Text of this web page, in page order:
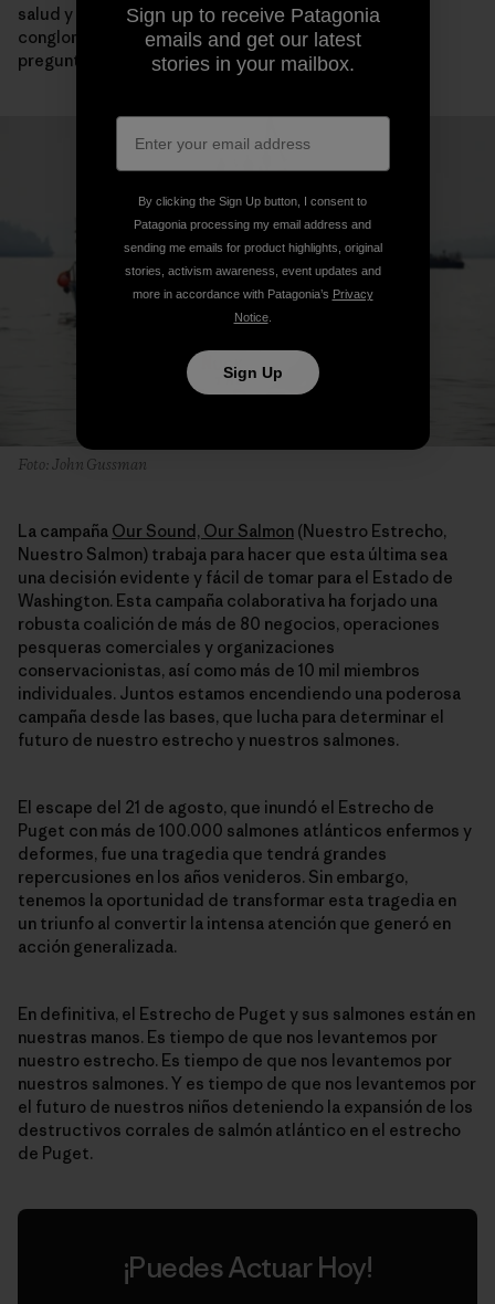
salud y bienestar por sobre las ganancias de un
conglomerado internacional de corrales de malla. La
pregunta es si al final vamos a hacer eso o no.
Foto: John Gussman
La campaña Our Sound, Our Salmon (Nuestro Estrecho,
Nuestro Salmon) trabaja para hacer que esta última sea
una decisión evidente y fácil de tomar para el Estado de
Washington. Esta campaña colaborativa ha forjado una
robusta coalición de más de 80 negocios, operaciones
pesqueras comerciales y organizaciones
conservacionistas, así como más de 10 mil miembros
individuales. Juntos estamos encendiendo una poderosa
campaña desde las bases, que lucha para determinar el
futuro de nuestro estrecho y nuestros salmones.
El escape del 21 de agosto, que inundó el Estrecho de
Puget con más de 100.000 salmones atlánticos enfermos y
deformes, fue una tragedia que tendrá grandes
repercusiones en los años venideros. Sin embargo,
tenemos la oportunidad de transformar esta tragedia en
un triunfo al convertir la intensa atención que generó en
acción generalizada.
En definitiva, el Estrecho de Puget y sus salmones están en
nuestras manos. Es tiempo de que nos levantemos por
nuestro estrecho. Es tiempo de que nos levantemos por
nuestros salmones. Y es tiempo de que nos levantemos por
el futuro de nuestros niños deteniendo la expansión de los
destructivos corrales de salmón atlántico en el estrecho
de Puget.
¡Puedes Actuar Hoy!
Sign up to receive Patagonia
emails and get our latest
stories in your mailbox.
By clicking the Sign Up button, I consent to
Patagonia processing my email address and
sending me emails for product highlights, original
stories, activism awareness, event updates and
more in accordance with Patagonia’s Privacy
Notice.
Sign Up